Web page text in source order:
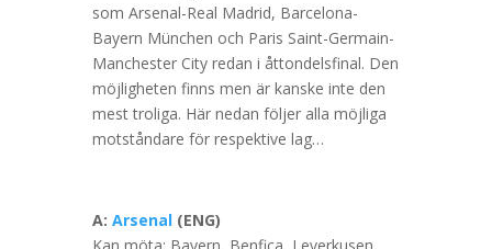
som Arsenal-Real Madrid, Barcelona-
Bayern München och Paris Saint-Germain-
Manchester City redan i åttondelsfinal. Den
möjligheten finns men är kanske inte den
mest troliga. Här nedan följer alla möjliga
motståndare för respektive lag…
A: Arsenal (ENG)
Kan möta: Bayern, Benfica, Leverkusen,